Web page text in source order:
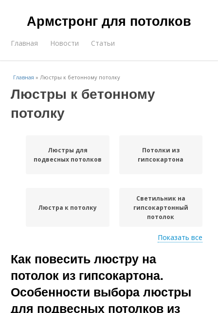
Армстронг для потолков
Главная Новости Статьи
Главная »Люстры к бетонному потолку
Люстры к бетонному
потолку
Люстры для
подвесных потолков
Потолки из
гипсокартона
Люстра к потолку
Светильник на
гипсокартонный
потолок
Закладная под
люстру
Люстры к проводке
Люстры посредством
Показать все
Как повесить люстру на
потолок из гипсокартона.
Особенности выбора люстры
для подвесных потолков из